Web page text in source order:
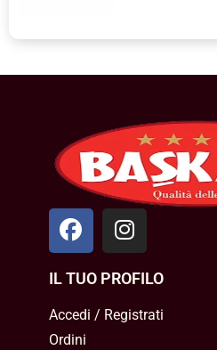
IL TUO PROFILO
Accedi / Registrati
Ordini